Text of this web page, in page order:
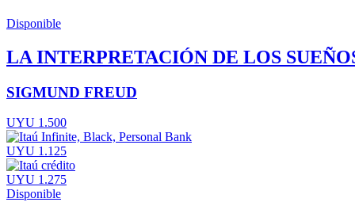
Disponible
LA INTERPRETACIÓN DE LOS
SIGMUND FREUD
UYU 1.500
UYU 1.125
UYU 1.275
Disponible